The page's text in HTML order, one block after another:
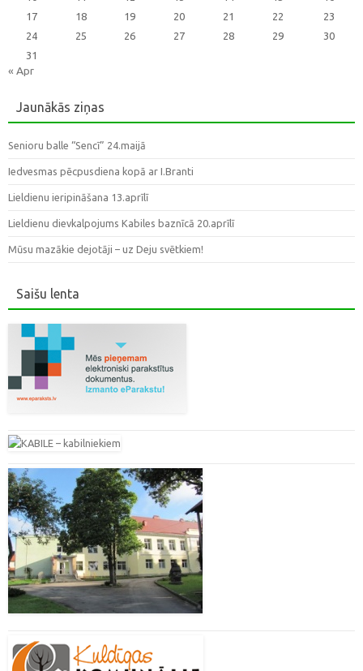
17
18 19 20 21 22
23
24
25 26 27 28 29
30
31
« Apr
Jaunākās ziņas
Senioru balle “Sencī” 24.maijā
Iedvesmas pēcpusdiena kopā ar I.Branti
Lieldienu ieripināšana 13.aprīlī
Lieldienu dievkalpojums Kabiles baznīcā 20.aprīlī
Mūsu mazākie dejotāji – uz Deju svētkiem!
Saišu lenta